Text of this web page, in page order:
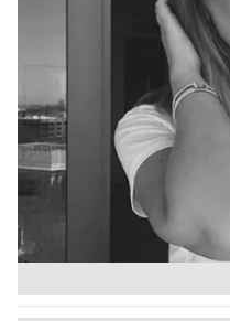
Sitemizde kendimize ve
kullanılmaktadır. Bu
verileriniz işlenmekte olup
toplumu hizmetlerinin
kullanılmaktadır. Diğer
kılınması ve
reklam/pazarlama
sınırlı olarak açık rızanız
Çerezlere ilişkin
için Ayarlar butonuna